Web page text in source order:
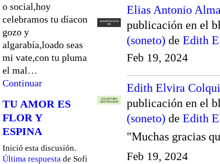
o social,hoy
celebramos tu díacon
gozo y
algarabía,loado seas
mi vate,con tu pluma
el mal…
Continuar
TU AMOR ES
FLOR Y
ESPINA
Inició esta discusión.
Última respuesta de Sofi
ADMINISTRAD
OR
Elias Antonio
publicación en el
(soneto) de Edith
Feb 19, 2024
ESCRITORA
DISTINGUIDA
Edith Elvira
publicación en el
(soneto) de Edith
"Muchas gracias
Feb 19, 2024